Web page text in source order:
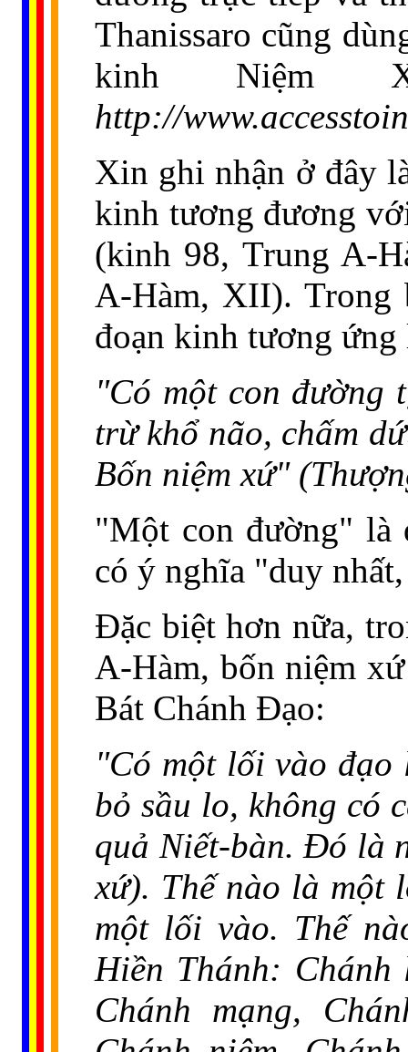
Thanissaro cũng
kinh Niệm
http://
Xin ghi nhận ở đây
kinh tương đương
(kinh 98, Trung A-
A-Hàm, XII). Trong
đoạn kinh tương ứng
"Có một con đường
trừ khổ não, chấm
Bốn niệm xứ"
"Một con đường" là
có ý nghĩa "duy
Đặc biệt hơn nữa,
A-Hàm, bốn niệm
Bát Chánh Đạo:
"Có một lối vào đạo
bỏ sầu lo, không có
quả Niết-bàn. Ðó là
xứ). Thế nào là một
một lối vào. Thế
Hiền Thánh: Chánh
Chánh mạng,